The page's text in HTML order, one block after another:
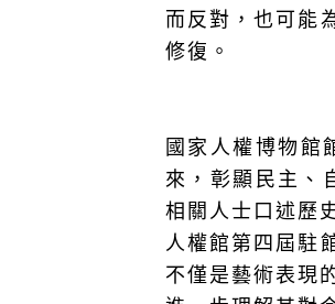
而反對，也可能
修復。
國家人權博物館
來，彰顯民主、
相關人士口述歷
人權館第四屆駐
不僅是藝術表現